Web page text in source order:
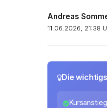
Andreas
11.06.2026, 21:38
Die